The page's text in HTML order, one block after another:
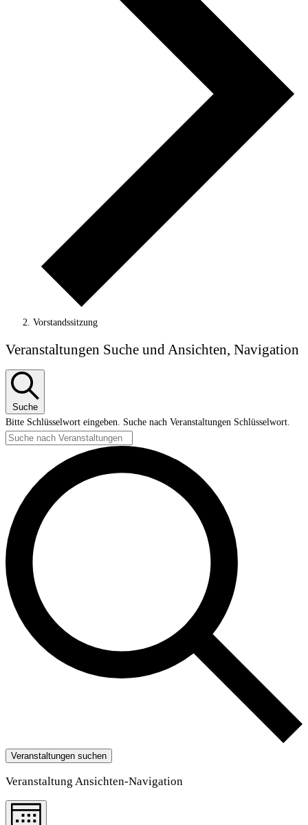
Vorstandssitzung
Veranstaltungen
Veranstaltungen Suche und Ansichten, Navigation
Suche
Bitte Schlüsselwort eingeben. Suche nach Veranstaltungen Schlüsselwort.
Veranstaltungen suchen
Veranstaltung Ansichten-Navigation